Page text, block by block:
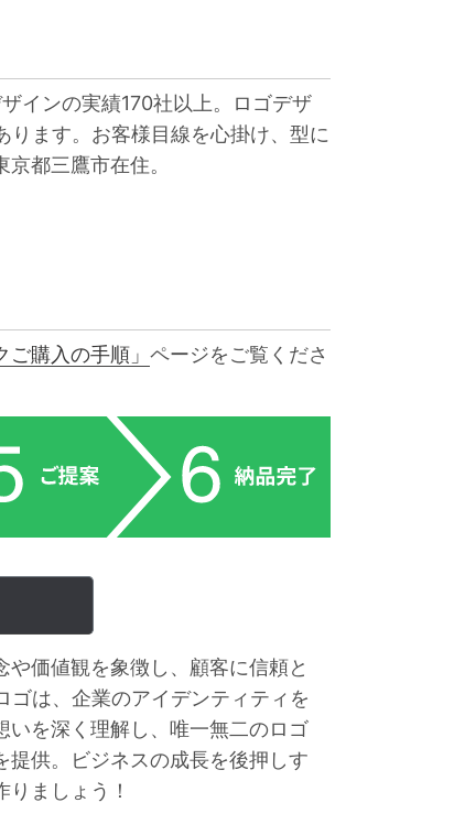
インの実績170社以上。ロゴデザ
ます。お客様目線を心掛け、型に
都三鷹市在住。
ご購入の手順」 ページをご覧くださ
価値観を象徴し、顧客に信頼と
は、企業のアイデンティティを
いを深く理解し、唯一無二のロゴ
供。ビジネスの成長を後押しす
ましょう！